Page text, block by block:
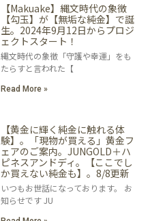
【Makuake】縄文時代の象徴
【勾玉】が【無垢な純金】で誕
生。2024年9月12日からプロジ
ェクトスタート！
縄文時代の象徴「守護や幸運」をも
たらすと言われた【
Read More »
【黄金に輝く純金に触れる体
験】。「現物が買える」黄金フ
ェアのご案内。JUNGOLD＋ハ
ピネスアンドディ。【ここでし
か買えない純金も】。8/8更新
いつもお世話になっております。 お
知らせです JU